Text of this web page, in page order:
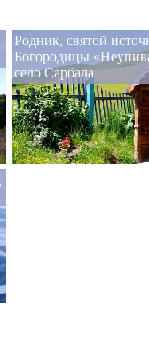
Родник, святой
Богородицы
село Сарбала